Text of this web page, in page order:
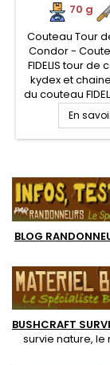
70 g
Couteau Tour
Condor -
FIDELIS tour de
kydex et
du couteau
5.5 cm en
teneur en
recouverte de
prise en
En
BLOG
BUSHCRAFT
survie nature, le